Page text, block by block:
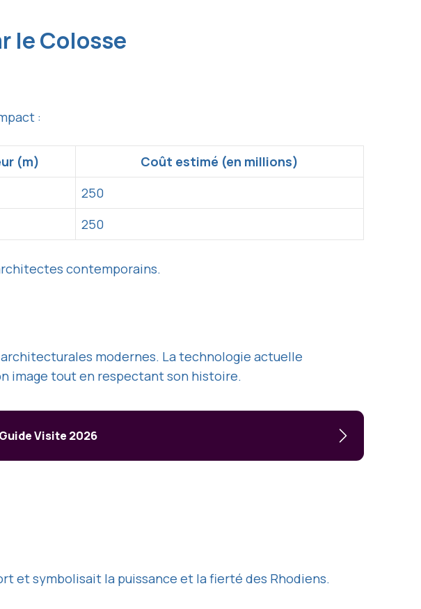
le Colosse
:
(m)
Coût estimé (en millions)
250
250
contemporains.
modernes. La technologie actuelle
image tout en respectant son histoire.
Visite 2026
et symbolisait la puissance et la fierté des Rhodiens.